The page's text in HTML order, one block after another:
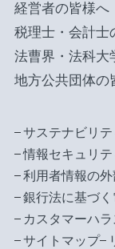
経営者の皆様へ
税理士・会計士
法曹界・法科大
地方公共団体の
サステナビリ
情報セキュリ
利用者情報の
銀行法に基づ
カスタマーハ
サイトマップ